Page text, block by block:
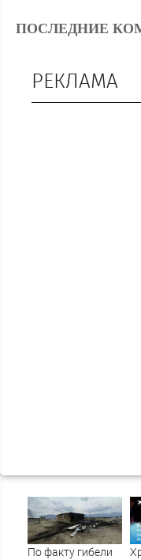
ПОСЛЕДНИЕ
РЕКЛАМА
По факту гибели